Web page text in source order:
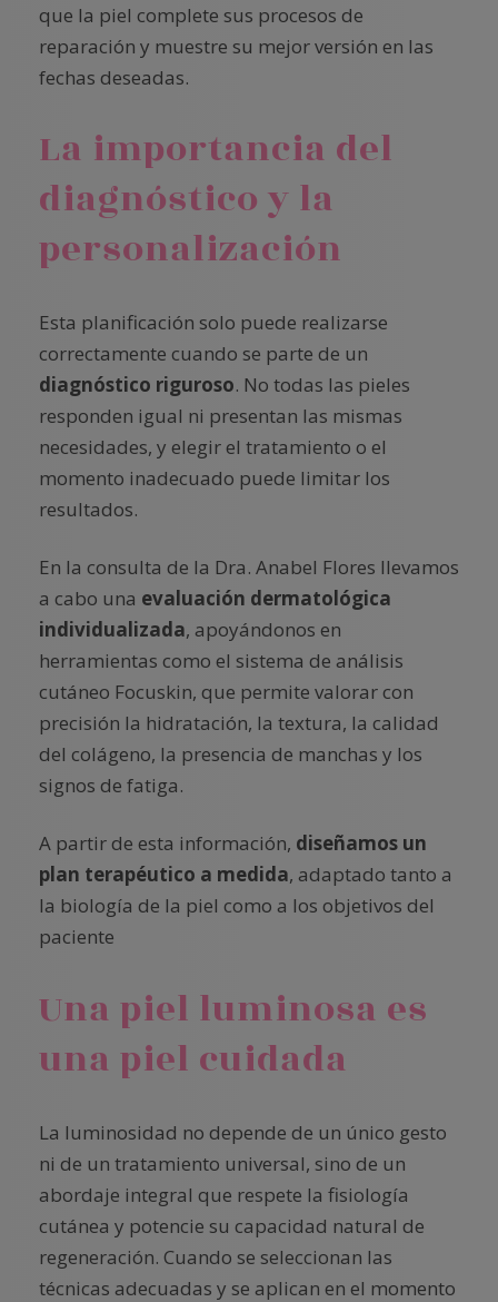
que la piel complete sus procesos de
reparación y muestre su mejor versión en las
fechas deseadas.
La importancia del
diagnóstico y la
personalización
Esta planificación solo puede realizarse
correctamente cuando se parte de un
diagnóstico riguroso. No todas las pieles
responden igual ni presentan las mismas
necesidades, y elegir el tratamiento o el
momento inadecuado puede limitar los
resultados.
En la consulta de la Dra. Anabel Flores llevamos
a cabo una evaluación dermatológica
individualizada, apoyándonos en
herramientas como el sistema de análisis
cutáneo Focuskin, que permite valorar con
precisión la hidratación, la textura, la calidad
del colágeno, la presencia de manchas y los
signos de fatiga.
A partir de esta información, diseñamos un
plan terapéutico a medida, adaptado tanto a
la biología de la piel como a los objetivos del
paciente
Una piel luminosa es
una piel cuidada
La luminosidad no depende de un único gesto
ni de un tratamiento universal, sino de un
abordaje integral que respete la fisiología
cutánea y potencie su capacidad natural de
regeneración. Cuando se seleccionan las
técnicas adecuadas y se aplican en el momento